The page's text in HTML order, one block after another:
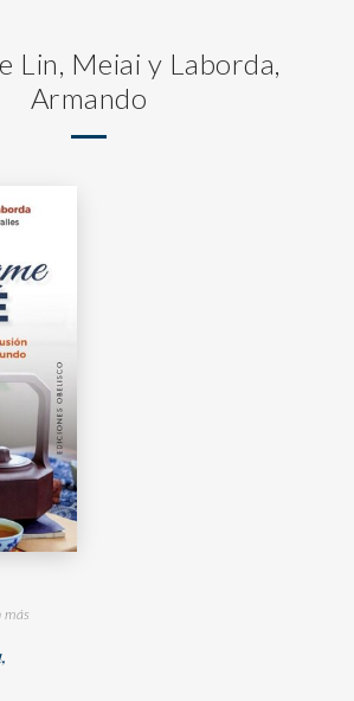
Lin, Meiai y Laborda,
Armando
más